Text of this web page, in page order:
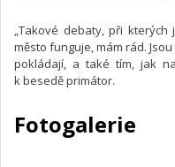
„Takové debaty, při
město funguje, mám rád.
pokládají, a také tím, jak
k besedě primátor.
Fotogalerie